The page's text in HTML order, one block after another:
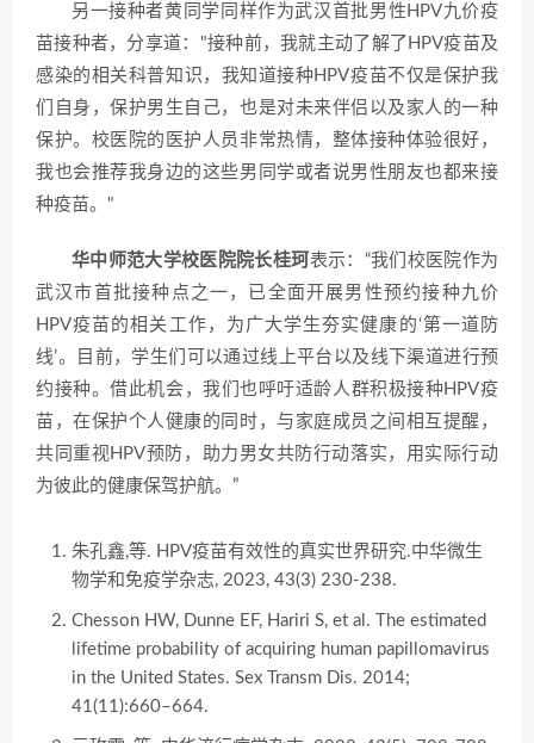
另一接种者黄同学同样作为武汉首批男性HPV九价疫
苗接种者，分享道："接种前，我就主动了解了HPV疫苗及
感染的相关科普知识，我知道接种HPV疫苗不仅是保护我
们自身，保护男生自己，也是对未来伴侣以及家人的一种
保护。校医院的医护人员非常热情，整体接种体验很好，
我也会推荐我身边的这些男同学或者说男性朋友也都来接
种疫苗。"
华中师范大学校医院院长桂珂 表示：“我们校医院作为
武汉市首批接种点之一，已全面开展男性预约接种九价
HPV疫苗的相关工作，为广大学生夯实健康的‘第一道防
线’。目前，学生们可以通过线上平台以及线下渠道进行预
约接种。借此机会，我们也呼吁适龄人群积极接种HPV疫
苗，在保护个人健康的同时，与家庭成员之间相互提醒，
共同重视HPV预防，助力男女共防行动落实，用实际行动
为彼此的健康保驾护航。”
朱孔鑫,等. HPV疫苗有效性的真实世界研究.中华微生
物学和免疫学杂志, 2023, 43(3) 230-238.
Chesson HW, Dunne EF, Hariri S, et al. The estimated
lifetime probability of acquiring human papillomavirus
in the United States. Sex Transm Dis. 2014;
41(11):660–664.